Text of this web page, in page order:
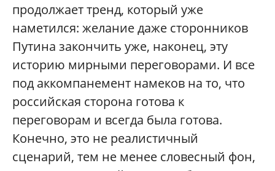
продолжает тренд, который уже
наметился: желание даже сторонников
Путина закончить уже, наконец, эту
историю мирными переговорами. И все
под аккомпанемент намеков на то, что
российская сторона готова к
переговорам и всегда была готова.
Конечно, это не реалистичный
сценарий, тем не менее словесный фон,